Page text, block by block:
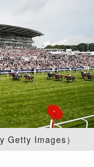
Getty Images）